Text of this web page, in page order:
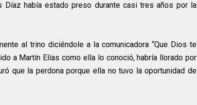
Díaz había estado preso durante casi tres años por la
al trino diciéndole a la comunicadora “Que Dios te
a Martín Elías como ella lo conoció, habría llorado por
que la perdona porque ella no tuvo la oportunidad de